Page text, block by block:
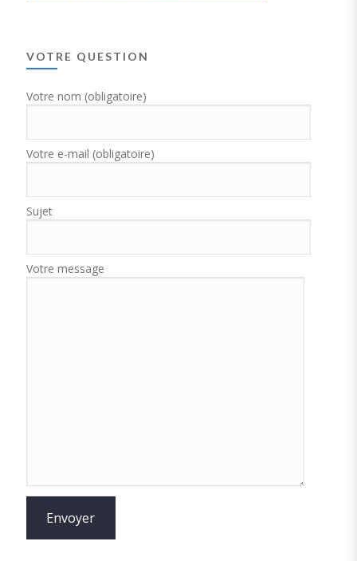
VOTRE QUESTION
Votre nom (obligatoire)
Votre e-mail (obligatoire)
Sujet
Votre message